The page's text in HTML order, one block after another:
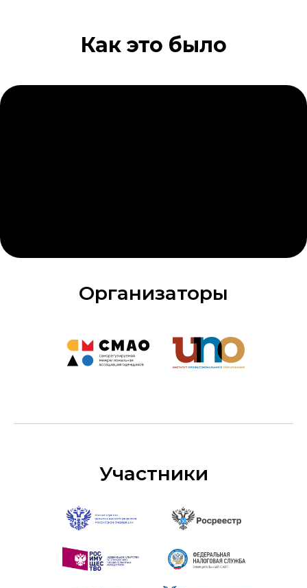
Как это было
Организаторы
Участники